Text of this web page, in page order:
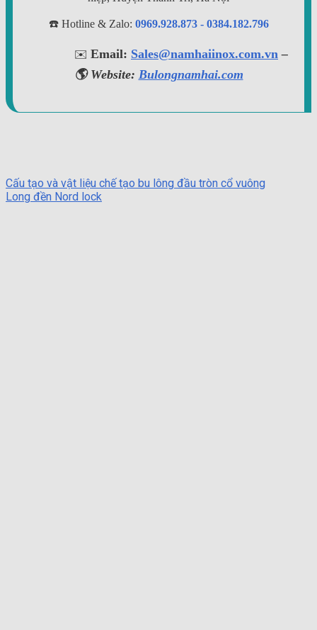
☎️ Hotline & Zalo: 0969.928.873 - 0384.182.796
✉️ Email: Sales@namhaiinox.com.vn –
🌎 Website: Bulongnamhai.com
Cấu tạo và vật liệu chế tạo bu lông đầu tròn cổ vuông
Long đền Nord lock